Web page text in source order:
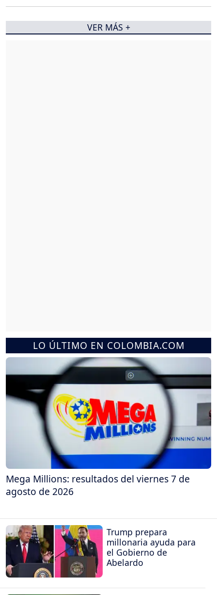
LO ÚLTIMO EN COLOMBIA.COM
Mega Millions: resultados del viernes 7 de
agosto de 2026
Trump prepara
millonaria ayuda para
el Gobierno de
Abelardo
VER MÁS +